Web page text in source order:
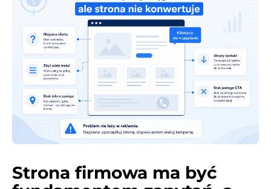
Strona firmowa ma być